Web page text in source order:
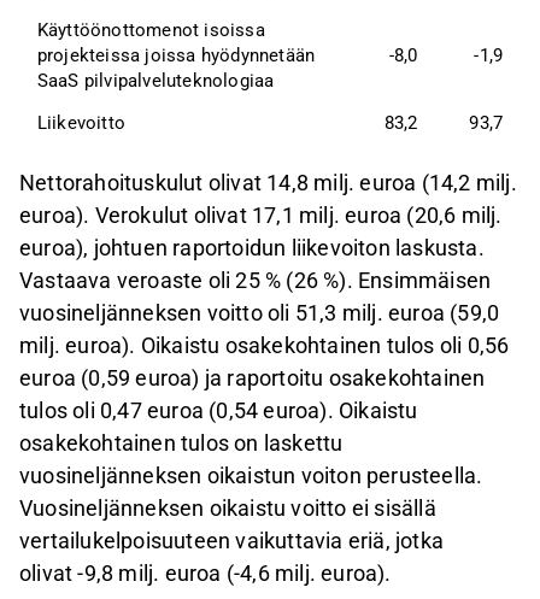
Käyttöönottomenot isoissa
projekteissa joissa hyödynnetään
SaaS pilvipalveluteknologiaa
-8,0 -1,9
Liikevoitto 83,2 93,7
Nettorahoituskulut olivat 14,8 milj. euroa (14,2 milj.
euroa). Verokulut olivat 17,1 milj. euroa (20,6 milj.
euroa), johtuen raportoidun liikevoiton laskusta.
Vastaava veroaste oli 25 % (26 %). Ensimmäisen
vuosineljänneksen voitto oli 51,3 milj. euroa (59,0
milj. euroa). Oikaistu osakekohtainen tulos oli 0,56
euroa (0,59 euroa) ja raportoitu osakekohtainen
tulos oli 0,47 euroa (0,54 euroa). Oikaistu
osakekohtainen tulos on laskettu
vuosineljänneksen oikaistun voiton perusteella.
Vuosineljänneksen oikaistu voitto ei sisällä
vertailukelpoisuuteen vaikuttavia eriä, jotka
olivat -9,8 milj. euroa (-4,6 milj. euroa).